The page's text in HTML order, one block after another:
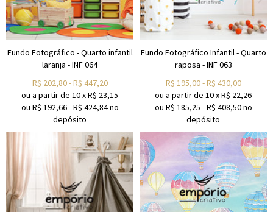
Fundo Fotográfico - Quarto infantil
laranja - INF 064
R$ 202,80-R$ 447,20
ou a partir de 10xR$ 23,15
ou R$ 192,66-R$ 424,84no
depósito
Fundo Fotográfico Infantil - Quarto
raposa - INF 063
R$ 195,00-R$ 430,00
ou a partir de 10xR$ 22,26
ou R$ 185,25 -R$ 408,50no
depósito